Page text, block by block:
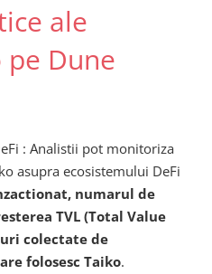
ale
Dune
: Analistii pot monitoriza
asupra ecosistemului DeFi
numarul de
TVL (Total Value
colectate de
folosesc Taiko.